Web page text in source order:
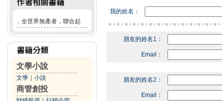
． 全世界無產者，聯合起
文學小說
文學 小說
商管創投
我的姓名：
朋友的姓名1：
Email：
朋友的姓名2：
Email：